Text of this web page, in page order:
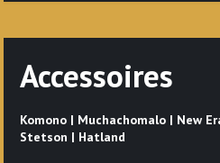
Accessoires
Komono | Muchachomalo | New
Stetson | Hatland